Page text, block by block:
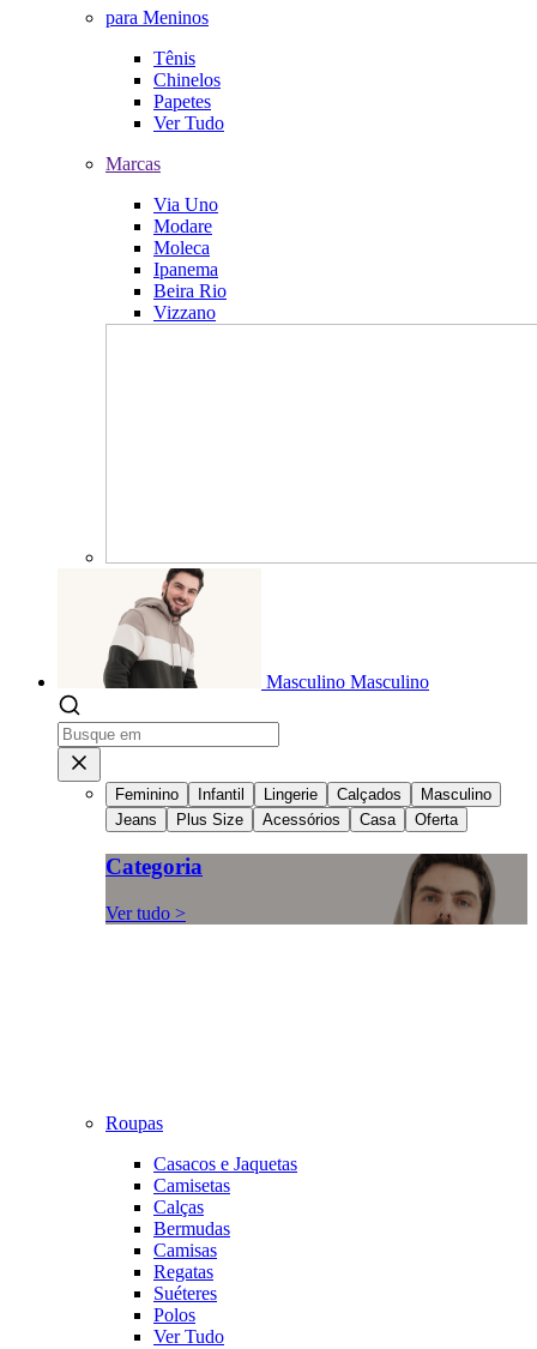
para Meninos
Tênis
Chinelos
Papetes
Ver Tudo
Marcas
Via Uno
Modare
Moleca
Ipanema
Beira Rio
Vizzano
Masculino Masculino
Feminino Infantil Lingerie Calçados
Masculino
Jeans
Plus Size Acessórios Casa Oferta
Categoria
Ver tudo >
Roupas
Casacos e Jaquetas
Camisetas
Calças
Bermudas
Camisas
Regatas
Suéteres
Polos
Ver Tudo